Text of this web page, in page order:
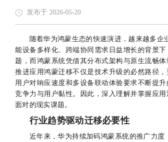
发布于 2026-05-20
随着华为鸿蒙生态的快速演进，越来越多企
能设备多样化、跨端协同需求日益增长的背景
题，而鸿蒙系统凭借其分布式架构与原生流畅
推进应用鸿蒙迁移不仅是技术升级的必然路径
用户对响应速度和多设备联动体验要求不断提
竞争力与用户黏性。因此，深入理解并掌握应
面对的现实课题。
行业趋势驱动迁移必要性
近年来，华为持续加码鸿蒙系统的推广力度